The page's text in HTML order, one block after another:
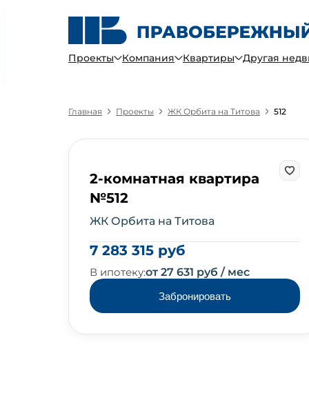
Проекты Компания Квартиры Другая
Главная Проекты ЖК Орбита на Титова 512
2-комнатная квартира
№512
ЖК Орбита на Титова
7 283 315 руб
В ипотеку:от 27 631 руб / мес
Забронировать